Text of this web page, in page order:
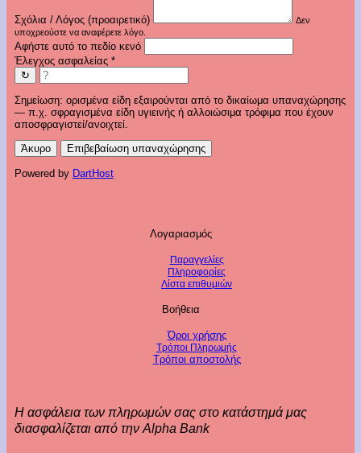
Σχόλια / Λόγος (προαιρετικό)
Δεν
υποχρεούστε να αναφέρετε λόγο.
Αφήστε αυτό το πεδίο κενό
Έλεγχος ασφαλείας *
↻
Σημείωση: ορισμένα είδη εξαιρούνται από το δικαίωμα υπαναχώρησης
— π.χ. σφραγισμένα είδη υγιεινής ή αλλοιώσιμα τρόφιμα που έχουν
αποσφραγιστεί/ανοιχτεί.
Άκυρο Επιβεβαίωση υπαναχώρησης
Powered by DartHost
Λογαριασμός
Παραγγελίες
Πληροφορίες
Λίστα επιθυμιών
Βοήθεια
Όροι χρήσης
Τρόποι Πληρωμής
Τρόποι αποστολής
Η ασφάλεια των πληρωμών σας στο κατάστημά μας
διασφαλίζεται από την Alpha Bank